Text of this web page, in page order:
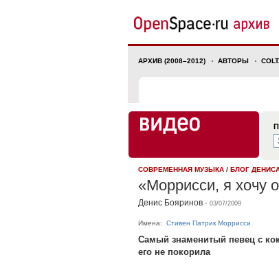
АРХИВ (2008–2012) АВТОРЫ
СОВРЕМЕННАЯ МУЗЫКА / БЛОГ
«Моррисси, я хочу
Денис Бояринов · 03/07/2009
Имена: Стивен Патрик Моррисси
Самый знаменитый певец с
его не покорила